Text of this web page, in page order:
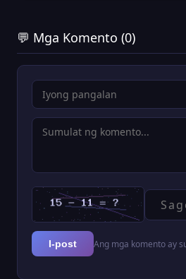
💬 Mga Komento (0)
I-post Ang mga komento ay